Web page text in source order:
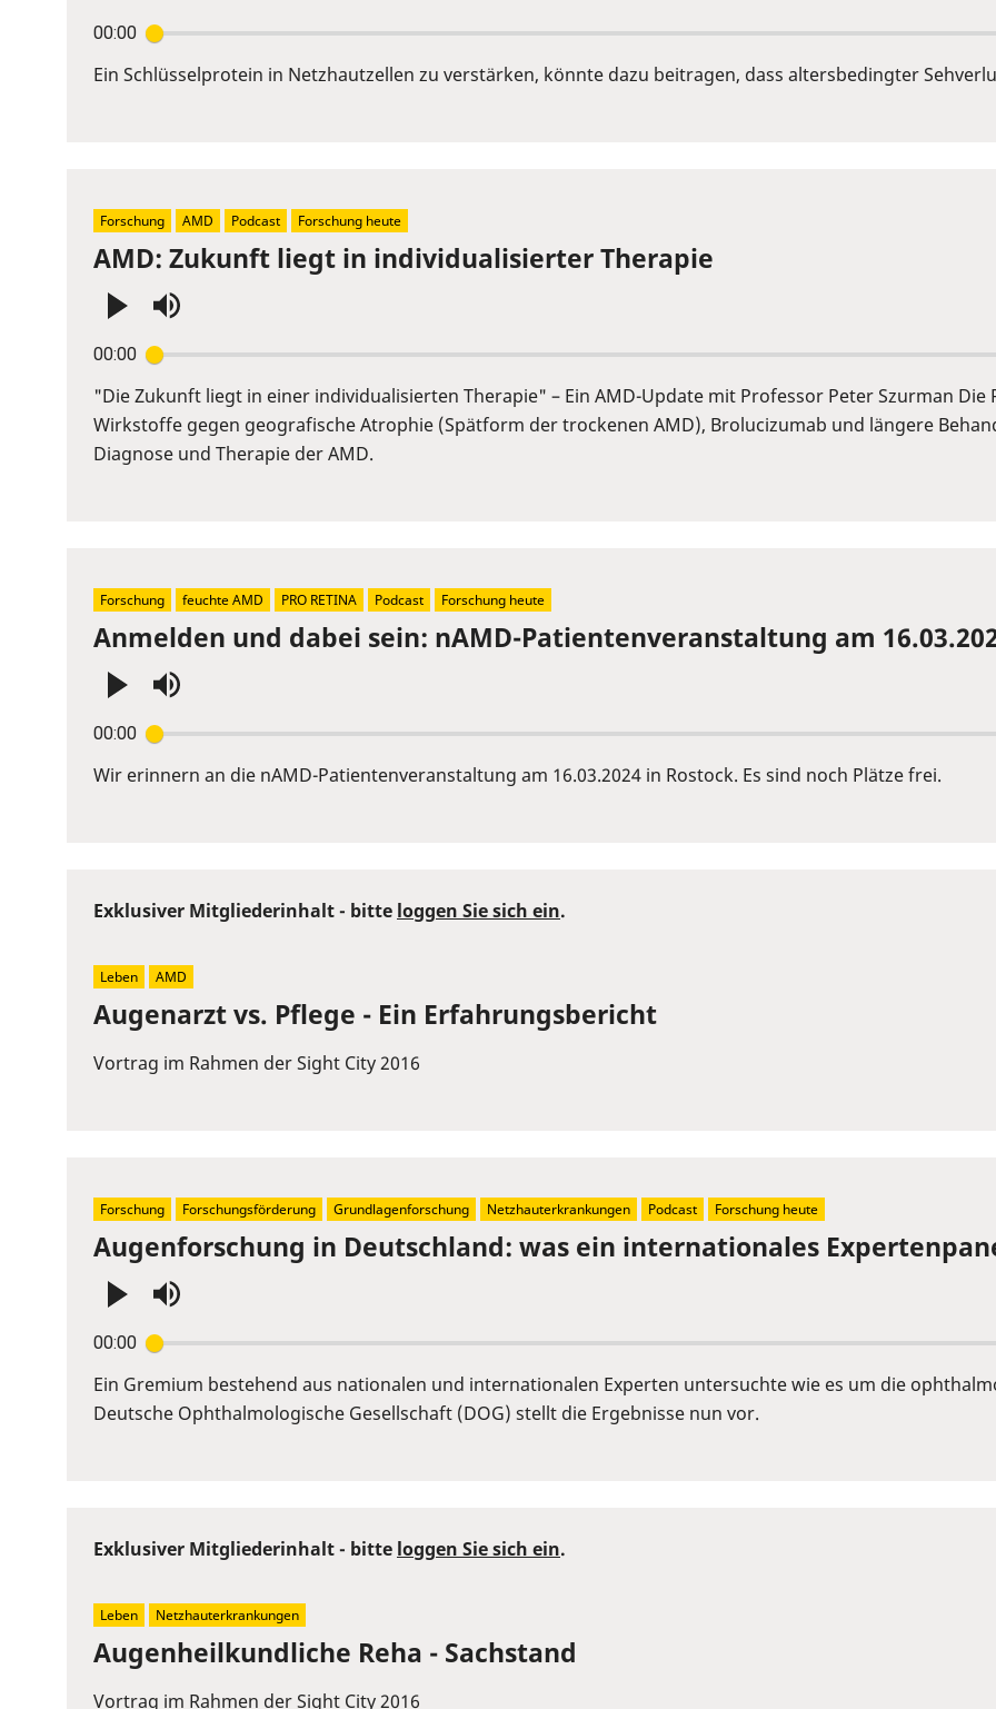
00:00
Enter
or
slider.
Ein Schlüsselprotein in Netzhautzellen zu verstärken, könnte dazu beitragen, dass altersbedingter
AMD: Zukunft liegt in individualisierter Therapie
00:00
Enter
or
Space
to
"Die Zukunft liegt in einer individualisierten Therapie" – Ein AMD-Update mit Professor Peter Szurman Die
Wirkstoffe gegen geografische Atrophie (Spätform der trockenen AMD), Brolucizumab und längere
Diagnose und Therapie der AMD.
Forschung AMD Podcast Forschung heute
Anmelden und dabei sein: nAMD-Patientenveranstaltung am
00:00
Enter
or
slider.
Wir erinnern an die nAMD-Patientenveranstaltung am 16.03.2024 in Rostock. Es sind noch Plätze frei.
Forschung feuchte AMD PRO RETINA Podcast Forschung heute
Augenarzt vs. Pflege - Ein Erfahrungsbericht
Exklusiver Mitgliederinhalt - bitte loggen Sie sich ein.
Vortrag im Rahmen der Sight City 2016
Leben AMD
Augenforschung in Deutschland: was ein internationales
00:00
Enter
or
Space
Ein Gremium bestehend aus nationalen und internationalen Experten untersuchte wie es um die
Deutsche Ophthalmologische Gesellschaft (DOG) stellt die Ergebnisse nun vor.
Forschung Forschungsförderung Grundlagenforschung Netzhauterkrankungen Podcast Forschung heute
Augenheilkundliche Reha - Sachstand
Exklusiver Mitgliederinhalt - bitte loggen Sie sich ein.
Vortrag im Rahmen der Sight City 2016
Leben Netzhauterkrankungen